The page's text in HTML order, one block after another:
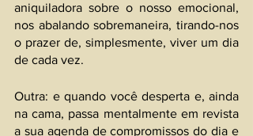
aniquiladora sobre o nosso emocional,
nos abalando sobremaneira, tirando-nos
o prazer de, simplesmente, viver um dia
de cada vez.
Outra: e quando você desperta e, ainda
na cama, passa mentalmente em revista
a sua agenda de compromissos do dia e